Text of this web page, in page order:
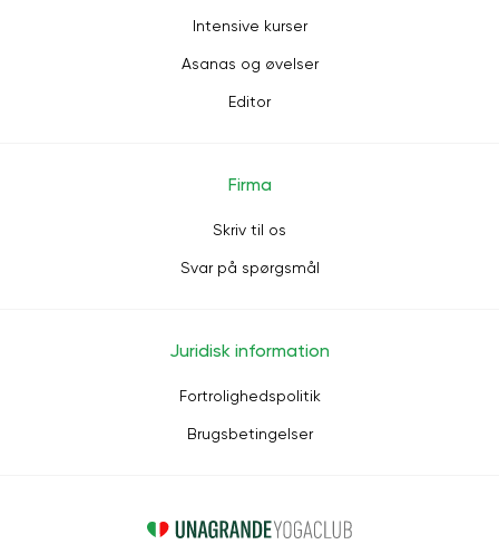
Intensive kurser
Asanas og øvelser
Editor
Firma
Skriv til os
Svar på spørgsmål
Juridisk information
Fortrolighedspolitik
Brugsbetingelser